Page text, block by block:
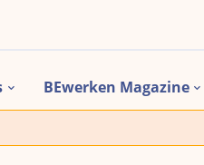
BEwerken Magazine